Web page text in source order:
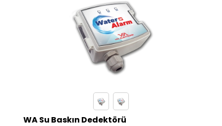
WA Su Baskın Dedektörü